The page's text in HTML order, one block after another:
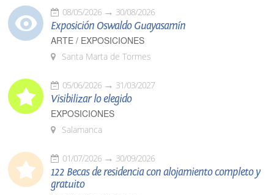
08/05/2026 30/08/2026
Exposición Oswaldo Guayasamín
ARTE / EXPOSICIONES
Santa Marta de Tormes
05/06/2026 31/03/2027
Visibilizar lo elegido
EXPOSICIONES
Salamanca
01/07/2026 30/09/2026
122 Becas de residencia con alojamiento completo y
gratuito